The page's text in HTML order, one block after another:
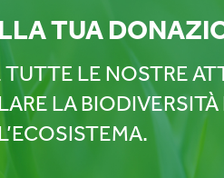
TUA
LE NOSTRE
LA BIODIVERSITÀ